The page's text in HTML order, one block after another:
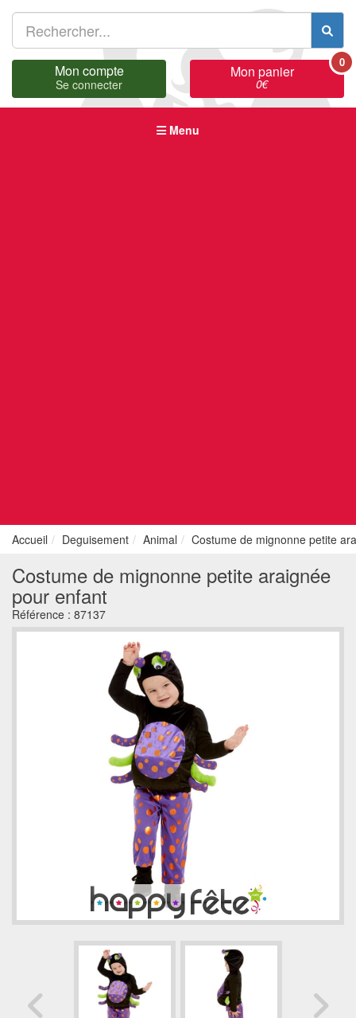
Mon compte
Se connecter
Mon panier
0€
0
Menu
Accueil Deguisement Animal Costume de mignonne petite
Costume de mignonne petite araignée
pour enfant
Référence : 87137